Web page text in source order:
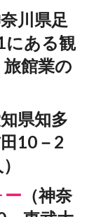
奈川県足
にある観
館業の
知県知多
10－2
ー （神奈